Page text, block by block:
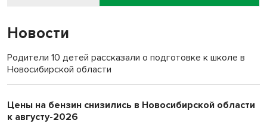
Новости
Родители 10 детей рассказали о подготовке к школе в
Новосибирской области
Цены на бензин снизились в Новосибирской области
к августу-2026